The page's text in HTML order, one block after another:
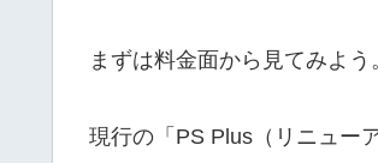
まずは料金面から見てみよう
現行の「PS Plus（リニュー